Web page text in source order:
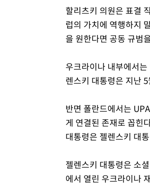
할리츠키 의원은 표결
럽의 가치에 역행하지
을 원한다면 공동 규범
우크라이나 내부에서
렌스키 대통령은 지난
반면 폴란드에서는
게 연결된 존재로 꼽힌
대통령은 젤렌스키 대
젤렌스키 대통령은 소
에서 열린 우크라이나